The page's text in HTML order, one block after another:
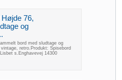
76,
og
bord med sludtage og
retro.Produkt: Spisebord
s.Enghavevej 14300